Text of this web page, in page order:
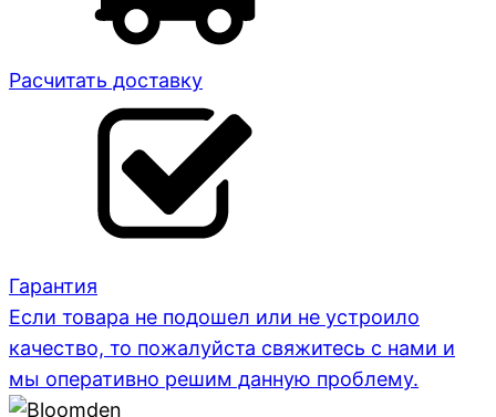
Расчитать доставку
Гарантия
Если товара не подошел или не устроило
качество, то пожалуйста свяжитесь с нами и
мы оперативно решим данную проблему.